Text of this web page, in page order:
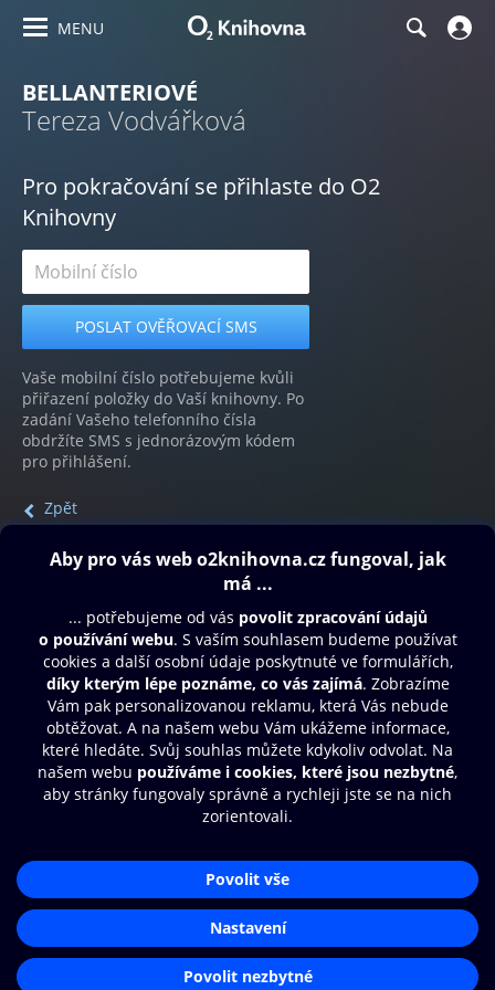
MENU
BELLANTERIOVÉ
Tereza Vodvářková
Pro pokračování se přihlaste do O2
Knihovny
Vaše mobilní číslo potřebujeme kvůli
přiřazení položky do Vaší knihovny. Po
zadání Vašeho telefonního čísla
obdržíte SMS s jednorázovým kódem
pro přihlášení.
Zpět
Obsah ke stažení
Moje O2 Knihovna
Další zábava
© O2 Czech Republic a.s.
Přístupnost
Zásady zpracování osobních údajů
Nastavení cookies
Aplikace O2 Knihovna
Čti a poslouchej své e-knihy a
audioknihy rychleji a pohodlněji.